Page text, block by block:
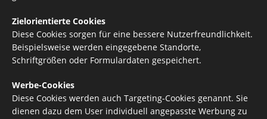
Zielorientierte Cookies
Diese Cookies sorgen für eine bessere Nutzerfreundlichkeit.
Beispielsweise werden eingegebene Standorte,
Schriftgrößen oder Formulardaten gespeichert.
Werbe-Cookies
Diese Cookies werden auch Targeting-Cookies genannt. Sie
dienen dazu dem User individuell angepasste Werbung zu